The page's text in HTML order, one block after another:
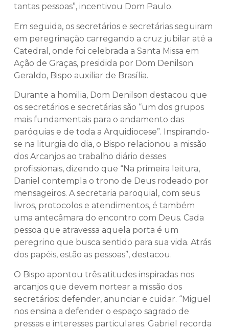
tantas pessoas”, incentivou Dom Paulo.
Em seguida, os secretários e secretárias seguiram
em peregrinação carregando a cruz jubilar até a
Catedral, onde foi celebrada a Santa Missa em
Ação de Graças, presidida por Dom Denilson
Geraldo, Bispo auxiliar de Brasília.
Durante a homilia, Dom Denilson destacou que
os secretários e secretárias são “um dos grupos
mais fundamentais para o andamento das
paróquias e de toda a Arquidiocese”. Inspirando-
se na liturgia do dia, o Bispo relacionou a missão
dos Arcanjos ao trabalho diário desses
profissionais, dizendo que “Na primeira leitura,
Daniel contempla o trono de Deus rodeado por
mensageiros. A secretaria paroquial, com seus
livros, protocolos e atendimentos, é também
uma antecâmara do encontro com Deus. Cada
pessoa que atravessa aquela porta é um
peregrino que busca sentido para sua vida. Atrás
dos papéis, estão as pessoas”, destacou.
O Bispo apontou três atitudes inspiradas nos
arcanjos que devem nortear a missão dos
secretários: defender, anunciar e cuidar. “Miguel
nos ensina a defender o espaço sagrado de
pressas e interesses particulares. Gabriel recorda